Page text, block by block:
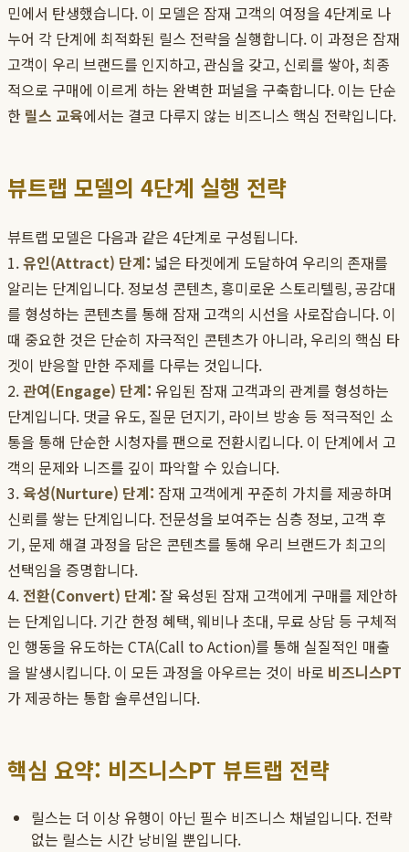
민에서 탄생했습니다. 이 모델은 잠재 고객의 여정을 4단계로 나
누어 각 단계에 최적화된 릴스 전략을 실행합니다. 이 과정은 잠재
고객이 우리 브랜드를 인지하고, 관심을 갖고, 신뢰를 쌓아, 최종
적으로 구매에 이르게 하는 완벽한 퍼널을 구축합니다. 이는 단순
한 릴스 교육에서는 결코 다루지 않는 비즈니스 핵심 전략입니다.
뷰트랩 모델의 4단계 실행 전략
뷰트랩 모델은 다음과 같은 4단계로 구성됩니다.
1.유인(Attract) 단계: 넓은 타겟에게 도달하여 우리의 존재를
알리는 단계입니다. 정보성 콘텐츠, 흥미로운 스토리텔링, 공감대
를 형성하는 콘텐츠를 통해 잠재 고객의 시선을 사로잡습니다. 이
때 중요한 것은 단순히 자극적인 콘텐츠가 아니라, 우리의 핵심 타
겟이 반응할 만한 주제를 다루는 것입니다.
2.관여(Engage) 단계: 유입된 잠재 고객과의 관계를 형성하는
단계입니다. 댓글 유도, 질문 던지기, 라이브 방송 등 적극적인 소
통을 통해 단순한 시청자를 팬으로 전환시킵니다. 이 단계에서 고
객의 문제와 니즈를 깊이 파악할 수 있습니다.
3.육성(Nurture) 단계: 잠재 고객에게 꾸준히 가치를 제공하며
신뢰를 쌓는 단계입니다. 전문성을 보여주는 심층 정보, 고객 후
기, 문제 해결 과정을 담은 콘텐츠를 통해 우리 브랜드가 최고의
선택임을 증명합니다.
4. 전환(Convert) 단계: 잘 육성된 잠재 고객에게 구매를 제안하
는 단계입니다. 기간 한정 혜택, 웨비나 초대, 무료 상담 등 구체적
인 행동을 유도하는 CTA(Call to Action)를 통해 실질적인 매출
을 발생시킵니다. 이 모든 과정을 아우르는 것이 바로 비즈니스PT
가 제공하는 통합 솔루션입니다.
핵심 요약: 비즈니스PT 뷰트랩 전략
릴스는 더 이상 유행이 아닌 필수 비즈니스 채널입니다. 전략
없는 릴스는 시간 낭비일 뿐입니다.